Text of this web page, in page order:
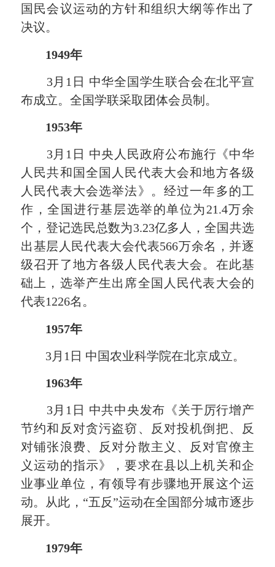
国民会议运动的方针和组织大纲等作出了
决议。
1949年
3月1日 中华全国学生联合会在北平宣
布成立。全国学联采取团体会员制。
1953年
3月1日 中央人民政府公布施行《中华
人民共和国全国人民代表大会和地方各级
人民代表大会选举法》。经过一年多的工
作，全国进行基层选举的单位为21.4万余
个，登记选民总数为3.23亿多人，全国共选
出基层人民代表大会代表566万余名，并逐
级召开了地方各级人民代表大会。在此基
础上，选举产生出席全国人民代表大会的
代表1226名。
1957年
3月1日 中国农业科学院在北京成立。
1963年
3月1日 中共中央发布《关于厉行增产
节约和反对贪污盗窃、反对投机倒把、反
对铺张浪费、反对分散主义、反对官僚主
义运动的指示》，要求在县以上机关和企
业事业单位，有领导有步骤地开展这个运
动。从此，“五反”运动在全国部分城市逐步
展开。
1979年